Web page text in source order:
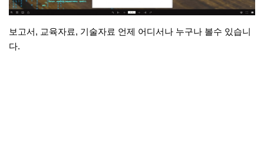
보고서, 교육자료, 기술자료 언제 어디서나 누구나 볼수 있습니
다.